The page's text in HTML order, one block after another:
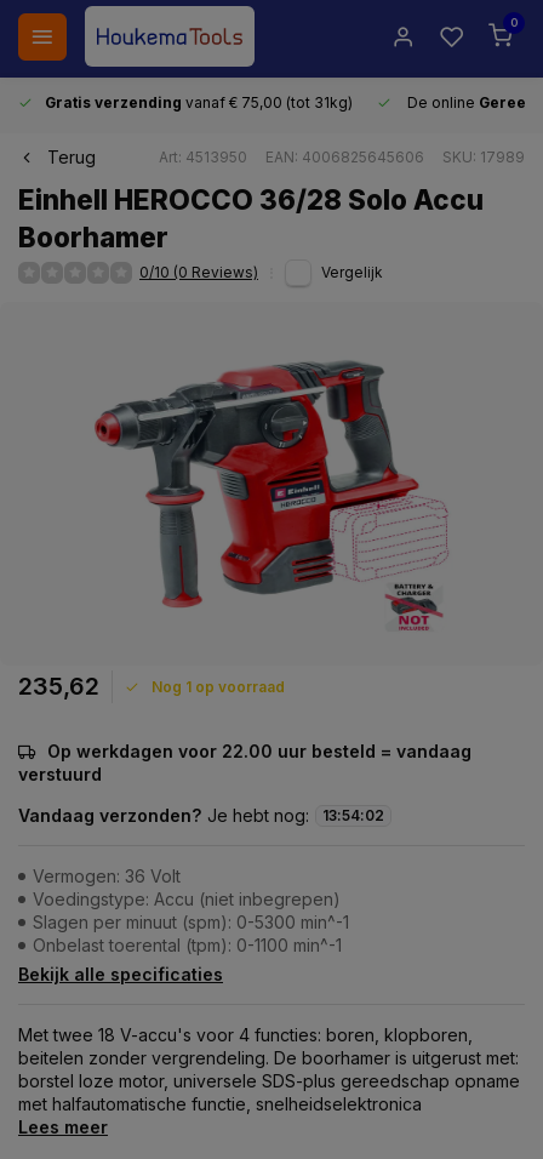
0
Gratis verzending vanaf € 75,00 (tot 31kg) De online
Terug Art: 4513950 EAN: 4006825645606 SKU: 17989
Einhell HEROCCO 36/28 Solo Accu
Boorhamer
0/10 (0 Reviews) Vergelijk
235,62 Nog 1 op voorraad
Op werkdagen voor 22.00 uur besteld = vandaag
verstuurd
Vandaag verzonden? Je hebt nog: 13:54:02
Vermogen: 36 Volt
Voedingstype: Accu (niet inbegrepen)
Slagen per minuut (spm): 0-5300 min^-1
Onbelast toerental (tpm): 0-1100 min^-1
Bekijk alle specificaties
Met twee 18 V-accu's voor 4 functies: boren, klopboren,
beitelen zonder vergrendeling. De boorhamer is uitgerust met:
borstel loze motor, universele SDS-plus gereedschap opname
met halfautomatische functie, snelheidselektronica
Lees meer